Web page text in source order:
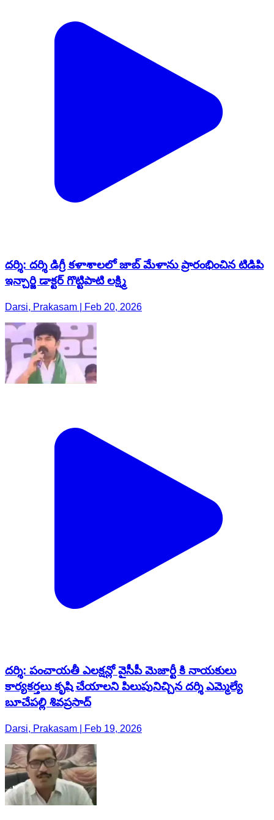
దర్శి: దర్శి డిగ్రీ కళాశాలలో జాబ్ మేళాను ప్రారంభించిన టిడిపి
ఇన్చార్జి డాక్టర్ గొట్టిపాటి లక్ష్మి
Darsi, Prakasam | Feb 20, 2026
దర్శి: పంచాయతీ ఎలక్షన్లో వైసీపీ మెజార్టీ కి నాయకులు
కార్యకర్తలు కృషి చేయాలని పిలుపునిచ్చిన దర్శి ఎమ్మెల్యే
బూచేపల్లి శివప్రసాద్
Darsi, Prakasam | Feb 19, 2026